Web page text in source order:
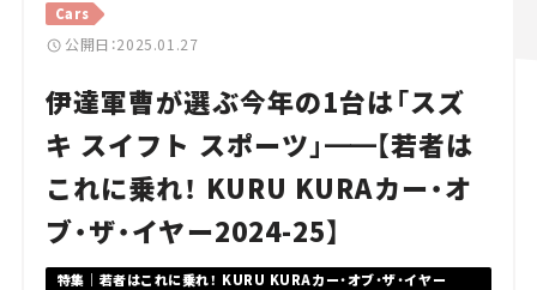
Cars
公開日：2025.01.27
伊達軍曹が選ぶ今年の1台は「スズ
キ スイフト スポーツ」━━【若者は
これに乗れ！ KURU KURAカー・オ
ブ・ザ・イヤー2024-25】
特集｜若者はこれに乗れ！ KURU KURAカー・オブ・ザ・イヤー
Cars
Lifestyle
Traffic
Special
Series